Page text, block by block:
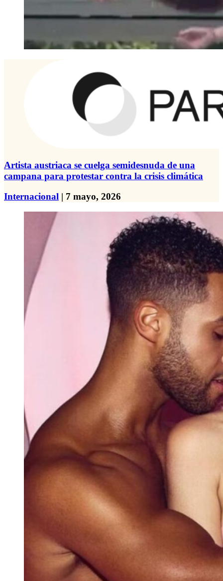
Artista austriaca se cuelga semidesnuda de una
campana para protestar contra la crisis climática
Internacional | 7 mayo, 2026